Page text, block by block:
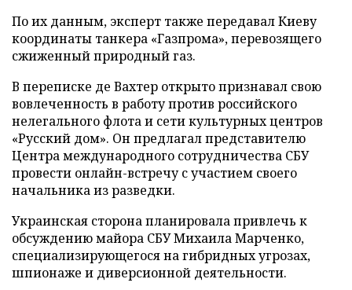
По их данным, эксперт также передавал Киеву
координаты танкера «Газпрома», перевозящего
сжиженный природный газ.
В переписке де Вахтер открыто признавал свою
вовлеченность в работу против российского
нелегального флота и сети культурных центров
«Русский дом». Он предлагал представителю
Центра международного сотрудничества СБУ
провести онлайн-встречу с участием своего
начальника из разведки.
Украинская сторона планировала привлечь к
обсуждению майора СБУ Михаила Марченко,
специализирующегося на гибридных угрозах,
шпионаже и диверсионной деятельности.